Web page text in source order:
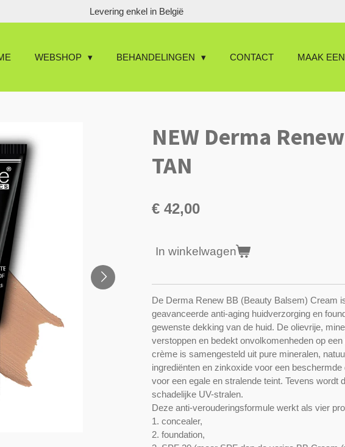
Levering enkel in België
WEBSHOP BEHANDELINGEN CONTACT MAAK
NEW Derma
TAN
€ 42,00
In winkelwagen
De Derma Renew BB (Beauty Balsem) Cream
geavanceerde anti-aging huidverzorging en
gewenste dekking van de huid. De olievrije,
verstoppen en bedekt onvolkomenheden op
crème is samengesteld uit pure mineralen,
ingrediënten en zinkoxide voor een
voor een egale en stralende teint. Tevens wordt
schadelijke UV-stralen.
Deze anti-verouderingsformule werkt als vier
1. concealer,
2. foundation,